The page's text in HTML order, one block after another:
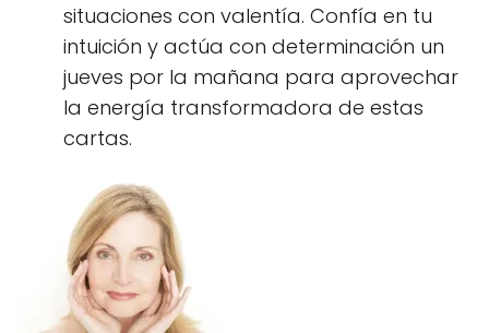
situaciones con valentía. Confía en tu
intuición y actúa con determinación un
jueves por la mañana para aprovechar
la energía transformadora de estas
cartas.